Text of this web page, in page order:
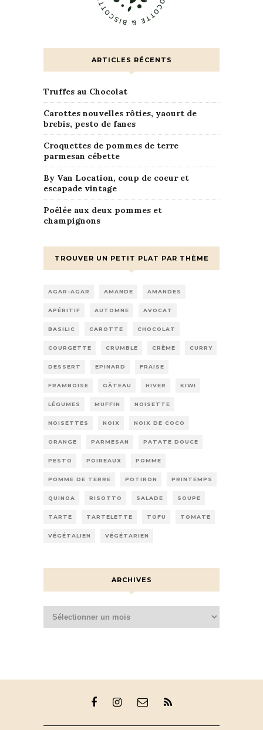
ARTICLES RÉCENTS
Truffes au Chocolat
Carottes nouvelles rôties, yaourt de
brebis, pesto de fanes
Croquettes de pommes de terre
parmesan cébette
By Van Location, coup de coeur et
escapade vintage
Poêlée aux deux pommes et
champignons
TROUVER UN PETIT PLAT PAR THÈME
AGAR-AGAR AMANDE AMANDES
APÉRITIF AUTOMNE AVOCAT
BASILIC CAROTTE CHOCOLAT
COURGETTE CRUMBLE CRÈME CURRY
DESSERT EPINARD FRAISE
FRAMBOISE GÂTEAU HIVER KIWI
LÉGUMES MUFFIN NOISETTE
NOISETTES NOIX NOIX DE COCO
ORANGE PARMESAN PATATE DOUCE
PESTO POIREAUX POMME
POMME DE TERRE POTIRON PRINTEMPS
QUINOA RISOTTO SALADE SOUPE
TARTE TARTELETTE TOFU TOMATE
VÉGÉTALIEN VÉGÉTARIEN
ARCHIVES
Archives